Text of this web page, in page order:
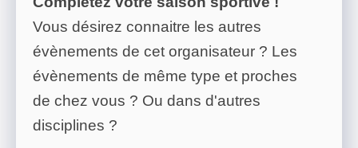
Vous désirez connaitre les autres
évènements de cet organisateur ? Les
évènements de même type et proches
de chez vous ? Ou dans d'autres
disciplines ?